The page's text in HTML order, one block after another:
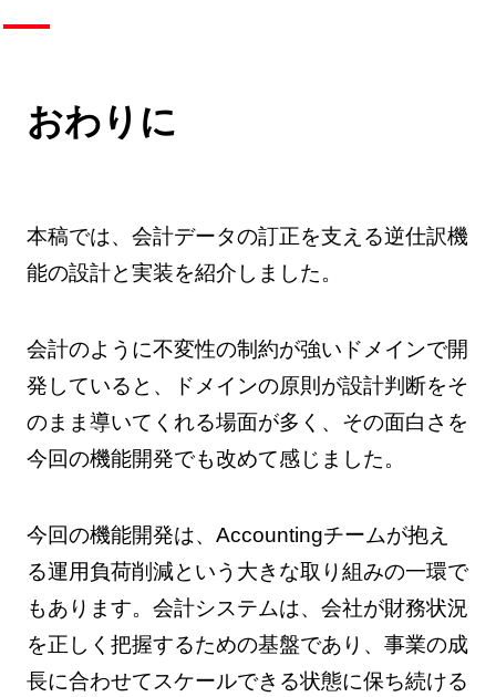
おわりに
本稿では、会計データの訂正を支える逆仕訳機
能の設計と実装を紹介しました。
会計のように不変性の制約が強いドメインで開
発していると、ドメインの原則が設計判断をそ
のまま導いてくれる場面が多く、その面白さを
今回の機能開発でも改めて感じました。
今回の機能開発は、Accountingチームが抱え
る運用負荷削減という大きな取り組みの一環で
もあります。会計システムは、会社が財務状況
を正しく把握するための基盤であり、事業の成
長に合わせてスケールできる状態に保ち続ける